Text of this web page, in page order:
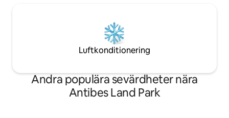
Luftkonditionering
Andra populära sevärdheter nära
Antibes Land Park